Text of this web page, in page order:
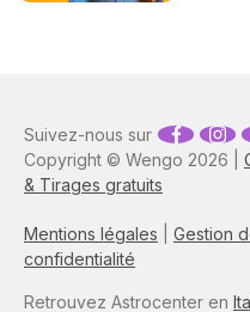
vous à
sur
Copyright © Wengo 2026 |
& Tirages gratuits
Mentions légales Gestion
confidentialité
Suivez-nous sur
Retrouvez Astrocenter en